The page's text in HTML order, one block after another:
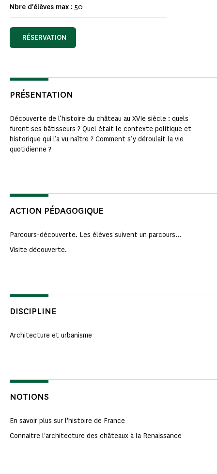
Nbre d'élèves max : 50
RÉSERVATION
PRÉSENTATION
Découverte de l’histoire du château au XVIe siècle : quels
furent ses bâtisseurs ? Quel était le contexte politique et
historique qui l’a vu naître ? Comment s’y déroulait la vie
quotidienne ?
ACTION PÉDAGOGIQUE
Parcours-découverte. Les élèves suivent un parcours...
Visite découverte.
DISCIPLINE
Architecture et urbanisme
NOTIONS
En savoir plus sur l'histoire de France
Connaitre l'architecture des châteaux à la Renaissance